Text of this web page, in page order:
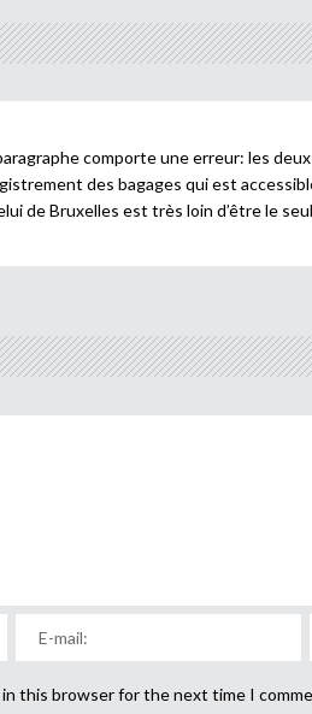
comporte une erreur: les
des bagages qui est
de Bruxelles est très loin d’être le
in this browser for the next time I